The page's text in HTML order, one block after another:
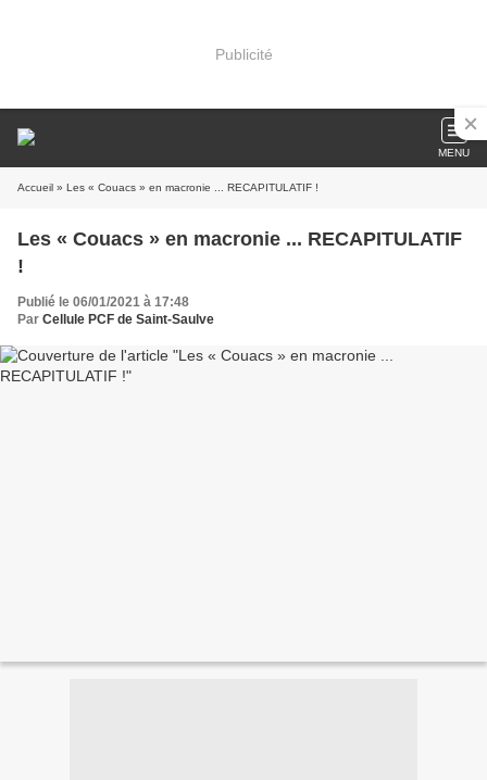
Publicité
MENU
Accueil » Les « Couacs » en macronie ... RECAPITULATIF !
Les « Couacs » en macronie ... RECAPITULATIF
!
Publié le 06/01/2021 à 17:48
Par Cellule PCF de Saint-Saulve